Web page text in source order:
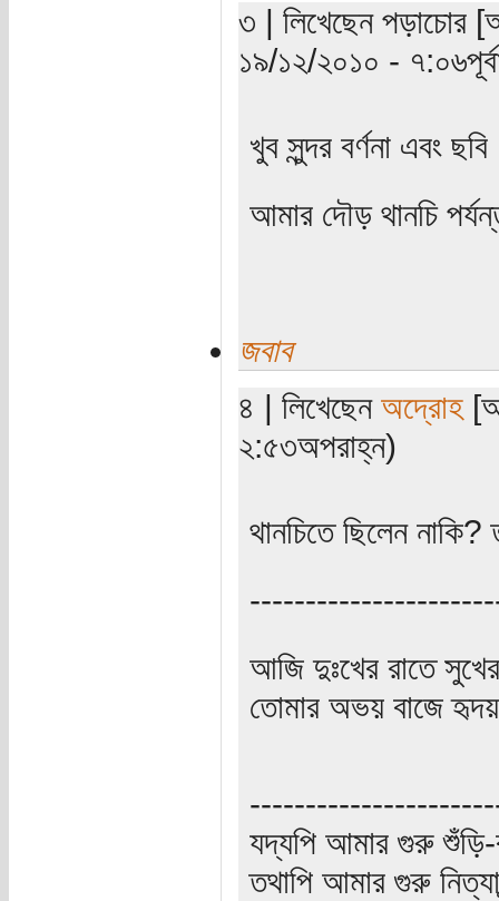
৩ | লিখেছেন পড়াচোর
১৯/১২/২০১০ -
খুব সুন্দর বর্ণনা এবং
আমার দৌড় থানচি
জবাব
৪ | লিখেছেন অদ্রোহ
২:৫৩অপরাহ্ন)
থানচিতে ছিলেন
আজি দুঃখের রাতে
তোমার অভয় বাজে
যদ্যপি আমার গুরু শুঁড়ি-
তথাপি আমার গুরু